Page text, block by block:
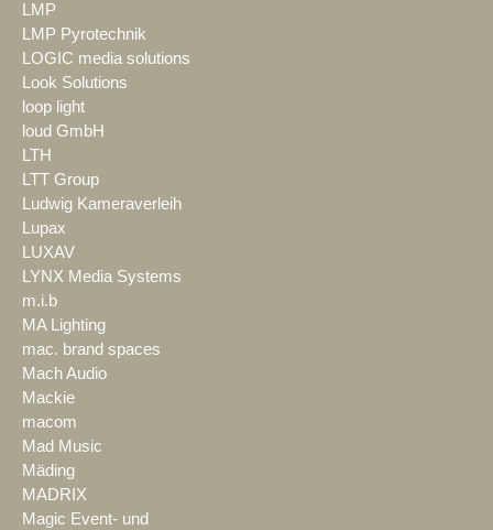
LMP
LMP Pyrotechnik
LOGIC media solutions
Look Solutions
loop light
loud GmbH
LTH
LTT Group
Ludwig Kameraverleih
Lupax
LUXAV
LYNX Media Systems
m.i.b
MA Lighting
mac. brand spaces
Mach Audio
Mackie
macom
Mad Music
Mäding
MADRIX
Magic Event- und